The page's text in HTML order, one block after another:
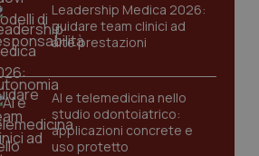
Leadership Medica 2026:
guidare team clinici ad
alte prestazioni
AI e telemedicina nello
studio odontoiatrico:
applicazioni concrete e
uso protetto